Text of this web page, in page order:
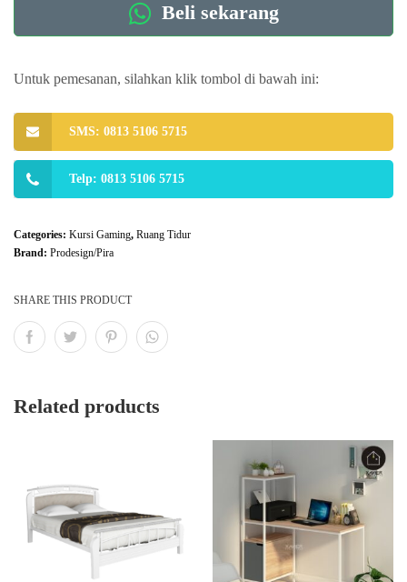
Beli sekarang
Untuk pemesanan, silahkan klik tombol di bawah ini:
SMS: 0813 5106 5715
Telp: 0813 5106 5715
Categories: Kursi Gaming, Ruang Tidur
Brand: Prodesign/Pira
SHARE THIS PRODUCT
Related products